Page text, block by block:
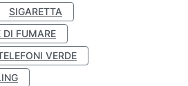
SIGARETTA
DI FUMARE
VERDE